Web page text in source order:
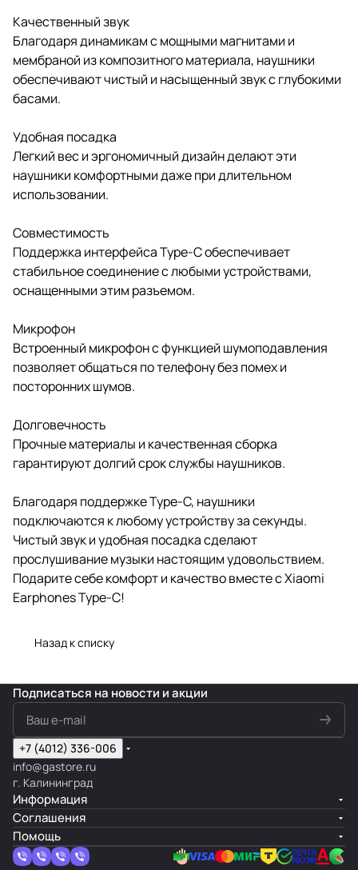
Качественный звук
Благодаря динамикам с мощными магнитами и
мембраной из композитного материала, наушники
обеспечивают чистый и насыщенный звук с глубокими
басами.
Удобная посадка
Легкий вес и эргономичный дизайн делают эти
наушники комфортными даже при длительном
использовании.
Совместимость
Поддержка интерфейса Type-C обеспечивает
стабильное соединение с любыми устройствами,
оснащенными этим разъемом.
Микрофон
Встроенный микрофон с функцией шумоподавления
позволяет общаться по телефону без помех и
посторонних шумов.
Долговечность
Прочные материалы и качественная сборка
гарантируют долгий срок службы наушников.
Благодаря поддержке Type-C, наушники
подключаются к любому устройству за секунды.
Чистый звук и удобная посадка сделают
прослушивание музыки настоящим удовольствием.
Подарите себе комфорт и качество вместе с Xiaomi
Earphones Type-C!
Назад к списку
Подписаться на новости и акции
+7 (4012) 336-006
info@gastore.ru
г. Калининград
Информация
Соглашения
Помощь